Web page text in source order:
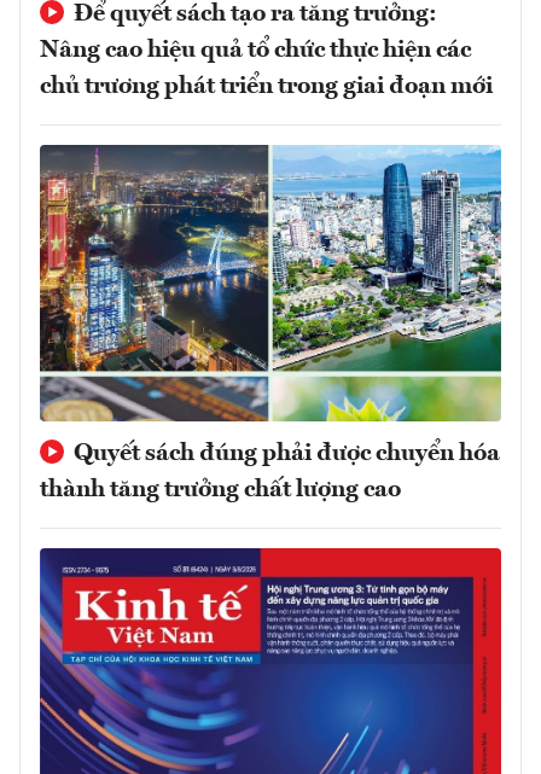
Để quyết sách tạo ra tăng trưởng:
Nâng cao hiệu quả tổ chức thực hiện các
chủ trương phát triển trong giai đoạn mới
Quyết sách đúng phải được chuyển hóa
thành tăng trưởng chất lượng cao